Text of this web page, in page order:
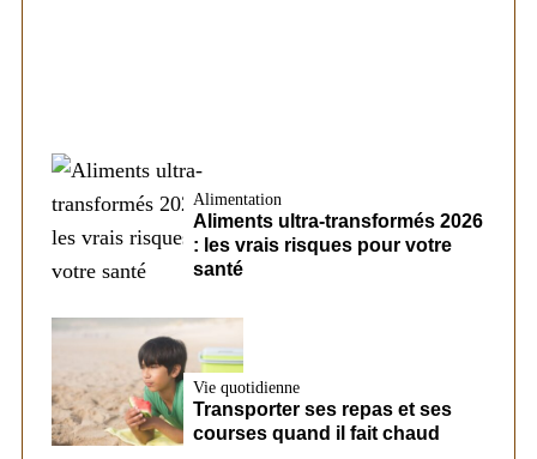
Alimentation
Aliments ultra-transformés 2026
: les vrais risques pour votre
santé
Vie quotidienne
Transporter ses repas et ses
courses quand il fait chaud